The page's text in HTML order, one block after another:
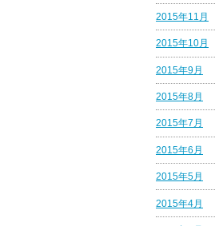
2015年11月
2015年10月
2015年9月
2015年8月
2015年7月
2015年6月
2015年5月
2015年4月